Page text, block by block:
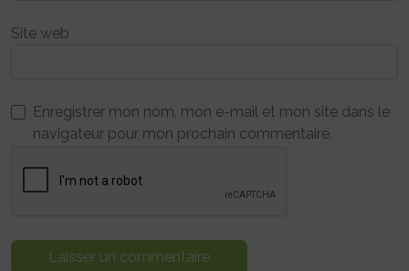
Site web
Enregistrer mon nom, mon e-mail et mon site dans le
navigateur pour mon prochain commentaire.